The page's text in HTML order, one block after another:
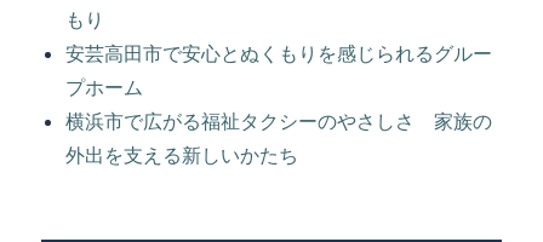
もり
安芸高田市で安心とぬくもりを感じられるグルー
プホーム
横浜市で広がる福祉タクシーのやさしさ 家族の
外出を支える新しいかたち